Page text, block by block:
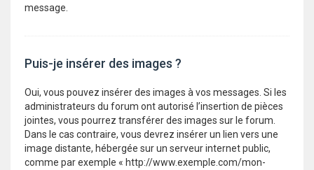
message.
Puis-je insérer des images ?
Oui, vous pouvez insérer des images à vos messages. Si les
administrateurs du forum ont autorisé l’insertion de pièces
jointes, vous pourrez transférer des images sur le forum.
Dans le cas contraire, vous devrez insérer un lien vers une
image distante, hébergée sur un serveur internet public,
comme par exemple « http://www.exemple.com/mon-